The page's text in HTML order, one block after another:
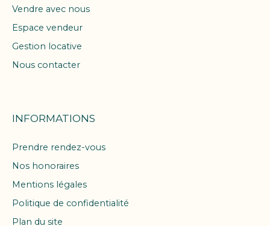
Vendre avec nous
Espace vendeur
Gestion locative
Nous contacter
INFORMATIONS
Prendre rendez-vous
Nos honoraires
Mentions légales
Politique de confidentialité
Plan du site